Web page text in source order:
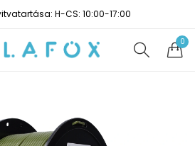
H-CS: 10:00-17:00
0